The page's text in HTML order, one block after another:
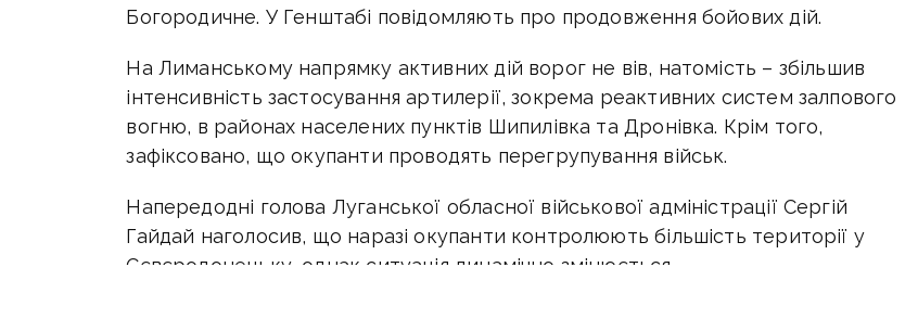
Богородичне. У Генштабі повідомляють про продовження бойових дій.
На Лиманському напрямку активних дій ворог не вів, натомість – збільшив
інтенсивність застосування артилерії, зокрема реактивних систем залпового
вогню, в районах населених пунктів Шипилівка та Дронівка. Крім того,
зафіксовано, що окупанти проводять перегрупування військ.
Напередодні голова Луганської обласної військової адміністрації Сергій
Гайдай наголосив, що наразі окупанти контролюють більшість території у
Сєвєродонецьку, однак ситуація динамічно змінюється.